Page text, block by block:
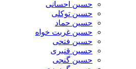
حسین احسانی
حسین توکلی
حسین حماد
حسین غربت خواه
حسین فتحی
حسین قنبری
حسین گنجی